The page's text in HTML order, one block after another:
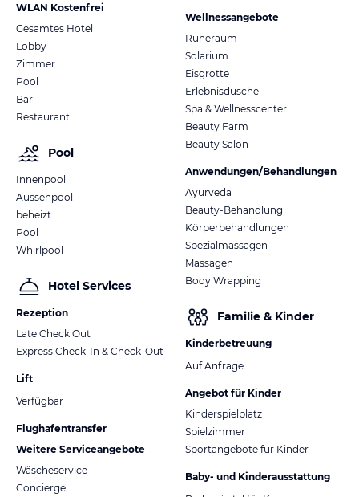
WLAN Kostenfrei
Gesamtes Hotel
Lobby
Zimmer
Pool
Bar
Restaurant
Pool
Innenpool
Aussenpool
beheizt
Pool
Whirlpool
Hotel Services
Rezeption
Late Check Out
Express Check-In & Check-Out
Lift
Verfügbar
Flughafentransfer
Weitere Serviceangebote
Wäscheservice
Concierge
Wellnessangebote
Ruheraum
Solarium
Eisgrotte
Erlebnisdusche
Spa & Wellnesscenter
Beauty Farm
Beauty Salon
Anwendungen/Behandlungen
Ayurveda
Beauty-Behandlung
Körperbehandlungen
Spezialmassagen
Massagen
Body Wrapping
Familie & Kinder
Kinderbetreuung
Auf Anfrage
Angebot für Kinder
Kinderspielplatz
Spielzimmer
Sportangebote für Kinder
Baby- und Kinderausstattung